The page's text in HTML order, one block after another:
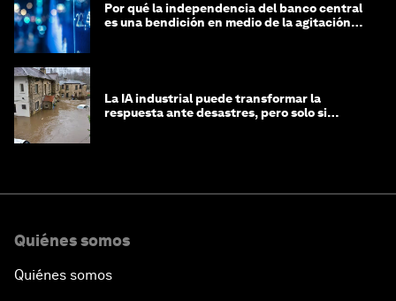
Por qué la independencia del banco central
es una bendición en medio de la agitación
La IA industrial puede transformar la
respuesta ante desastres, pero solo si
Quiénes somos
Quiénes somos